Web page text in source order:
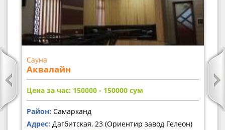
Сауна
Аквалайн
Цена за час: 150000 - 150000 сум
Район: Самарканд
Адрес: Дагбитская, 23 (Ориентир завод Гелеон)